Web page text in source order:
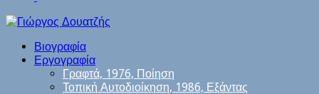
Βιογραφία
Εργογραφία
Γραφτά, 1976, Ποίηση
Τοπική Αυτοδιοίκηση, 1986, Εξάντας